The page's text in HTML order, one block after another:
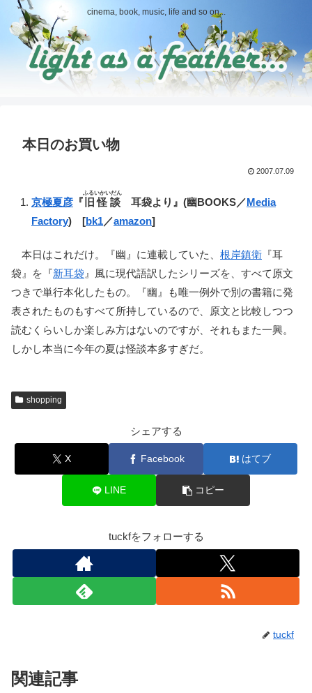
cinema, book, music, life and so on...
本日のお買い物
2007.07.09
京極夏彦 『 旧怪談
ふるいかいだん
耳袋より』(幽BOOKS／Media
Factory) [bk1／amazon]
本日はこれだけ。『幽』に連載していた、 根岸鎮衛 『耳
袋』を『新耳袋 』風に現代語訳したシリーズを、すべて原文
つきで単行本化したもの。『幽』も唯一例外で別の書籍に発
表されたものもすべて所持しているので、原文と比較しつつ
読むくらいしか楽しみ方はないのですが、それもまた一興。
しかし本当に今年の夏は怪談本多すぎだ。
shopping
シェアする
X Facebook はてブ
LINE コピー
tuckfをフォローする
tuckf
関連記事